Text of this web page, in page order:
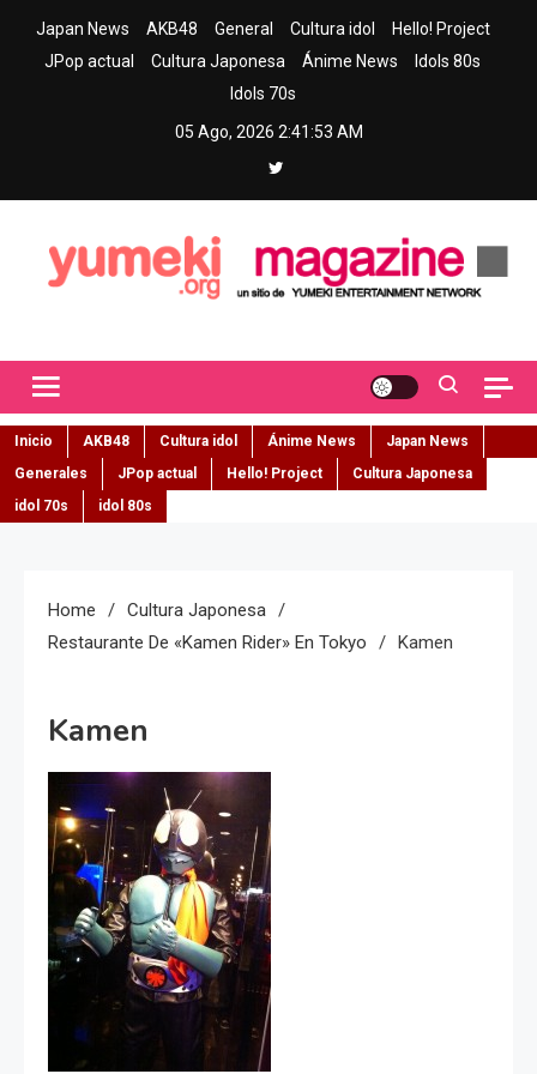
Japan News AKB48 General Cultura idol
Hello! Project
JPop actual
Cultura Japonesa Ánime News
Idols 80s
Idols 70s
05 Ago, 2026 2:41:54 AM
Inicio AKB48 Cultura idol Ánime News
Japan News
Generales
JPop actual Hello! Project
Cultura Japonesa
idol 70s
idol 80s
Home
Cultura Japonesa
Restaurante De «Kamen Rider» En Tokyo
Kamen
Kamen